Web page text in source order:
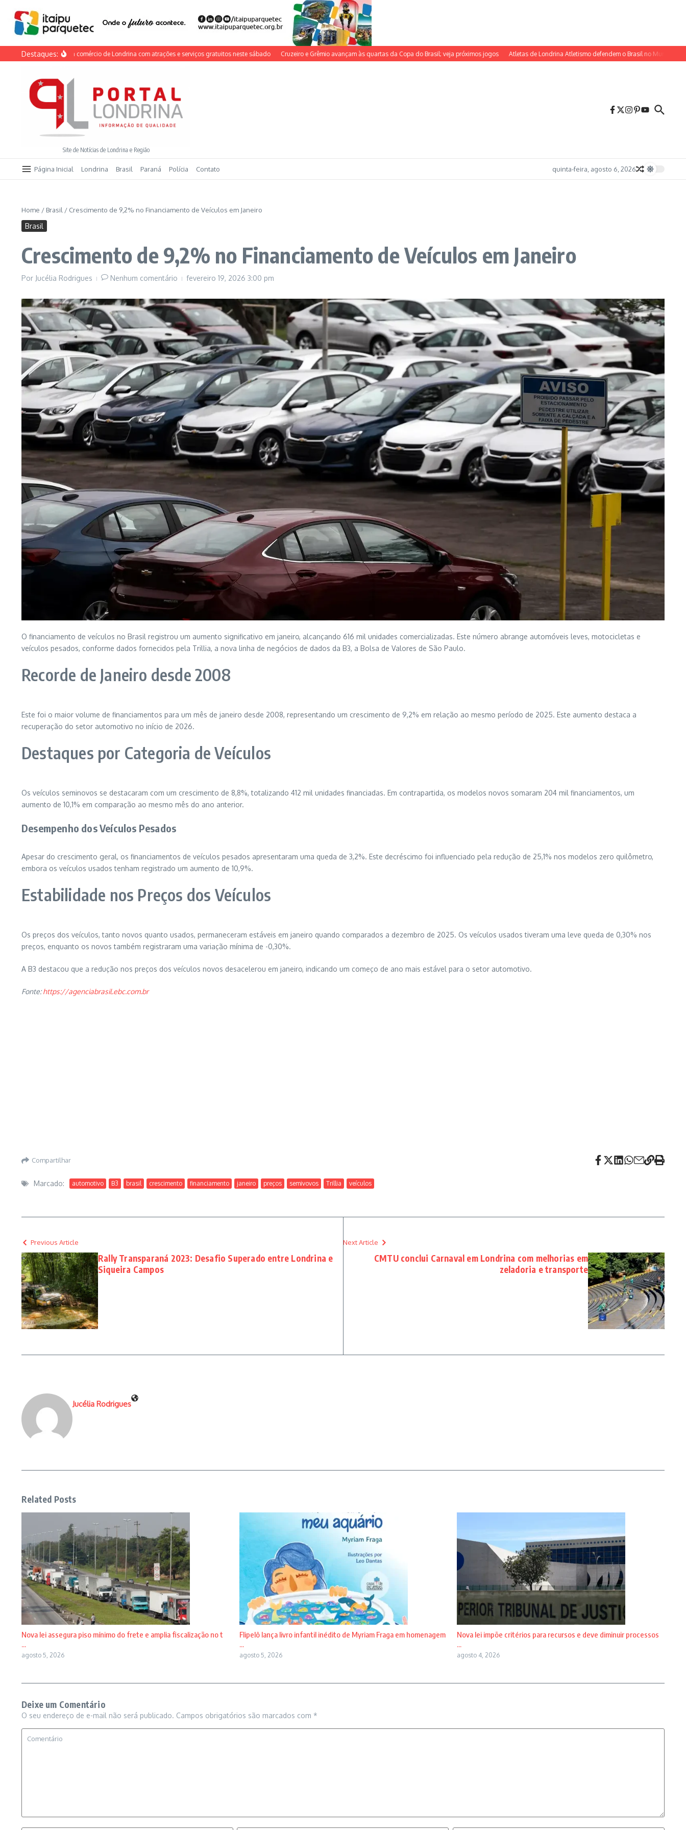
Ir para o conteúdo
Destaques:
Calçadão anima comércio de Londrina com atrações e serviços gratuitos neste sábado Cruzeiro e Grêmio avançam às quartas da Copa do Brasil; veja próximos jogos Atletas de Londrina Atletismo defendem o Brasil no Mundial Sub-20
Site de Notícias de Londrina e Região
Página Inicial Londrina Brasil Paraná Polícia Contato quinta-feira, agosto 6, 2026
Home / Brasil / Crescimento de 9,2% no Financiamento de Veículos em Janeiro
Brasil
Crescimento de 9,2% no Financiamento de Veículos em Janeiro
Por Jucélia Rodrigues Nenhum comentário fevereiro 19, 2026 3:00 pm
O financiamento de veículos no Brasil registrou um aumento significativo em janeiro, alcançando 616 mil unidades comercializadas. Este número abrange automóveis leves, motocicletas e
veículos pesados, conforme dados fornecidos pela Trillia, a nova linha de negócios de dados da B3, a Bolsa de Valores de São Paulo.
Recorde de Janeiro desde 2008
Este foi o maior volume de financiamentos para um mês de janeiro desde 2008, representando um crescimento de 9,2% em relação ao mesmo período de 2025. Este aumento destaca a
recuperação do setor automotivo no início de 2026.
Destaques por Categoria de Veículos
Os veículos seminovos se destacaram com um crescimento de 8,8%, totalizando 412 mil unidades financiadas. Em contrapartida, os modelos novos somaram 204 mil financiamentos, um
aumento de 10,1% em comparação ao mesmo mês do ano anterior.
Desempenho dos Veículos Pesados
Apesar do crescimento geral, os financiamentos de veículos pesados apresentaram uma queda de 3,2%. Este decréscimo foi influenciado pela redução de 25,1% nos modelos zero quilômetro,
embora os veículos usados tenham registrado um aumento de 10,9%.
Estabilidade nos Preços dos Veículos
Os preços dos veículos, tanto novos quanto usados, permaneceram estáveis em janeiro quando comparados a dezembro de 2025. Os veículos usados tiveram uma leve queda de 0,30% nos
preços, enquanto os novos também registraram uma variação mínima de -0,30%.
A B3 destacou que a redução nos preços dos veículos novos desacelerou em janeiro, indicando um começo de ano mais estável para o setor automotivo.
Fonte:https://agenciabrasil.ebc.com.br
Compartilhar
Marcado: automotivo B3 brasil crescimento financiamento janeiro preços semivovos Trillia veículos
Previous Article
Rally Transparaná 2023: Desafio Superado entre Londrina e
Siqueira Campos
Next Article
CMTU conclui Carnaval em Londrina com melhorias em
zeladoria e transporte
Jucélia Rodrigues
Related Posts
Nova lei assegura piso mínimo do frete e amplia fiscalização no t
...
agosto 5, 2026
Flipelô lança livro infantil inédito de Myriam Fraga em homenagem
...
agosto 5, 2026
Nova lei impõe critérios para recursos e deve diminuir processos
...
agosto 4, 2026
Deixe um Comentário
O seu endereço de e-mail não será publicado. Campos obrigatórios são marcados com *